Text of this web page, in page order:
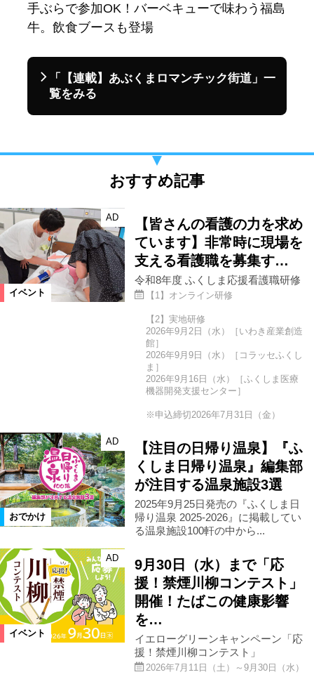
手ぶらで参加OK！バーベキューで味わう福島
牛。飲食ブースも登場
「【連載】あぶくまロマンチック街道」一
覧をみる
おすすめ記事
イベント
AD
【皆さんの看護の力を求め
ています】非常時に現場を
支える看護職を募集す…
令和8年度 ふくしま応援看護職研修
【1】オンライン研修
【2】実地研修
2026年9月2日（水）［いわき産業創造
館］
2026年9月9日（水）［コラッセふくし
ま］
2026年9月16日（水）［ふくしま医療
機器開発支援センター］
※申込締切2026年7月31日（金）
おでかけ
AD
【注目の日帰り温泉】『ふ
くしま日帰り温泉』編集部
が注目する温泉施設3選
2025年9月25日発売の『ふくしま日
帰り温泉 2025-2026』に掲載してい
る温泉施設100軒の中から...
イベント
AD
9月30日（水）まで「応
援！禁煙川柳コンテスト」
開催！たばこの健康影響
を…
イエローグリーンキャンペーン「応
援！禁煙川柳コンテスト」
2026年7月11日（土）～9月30日（水）